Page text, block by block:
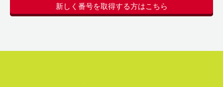
新しく番号を取得する方はこちら